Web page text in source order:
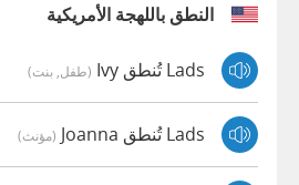
النطق باللهجة الأمريكية
Lads تُنطق Ivy (طفل, بنت)
Lads تُنطق Joanna (مؤنث)